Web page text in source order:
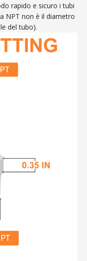
rapido e sicuro i tubi
NPT non è il diametro
del tubo).